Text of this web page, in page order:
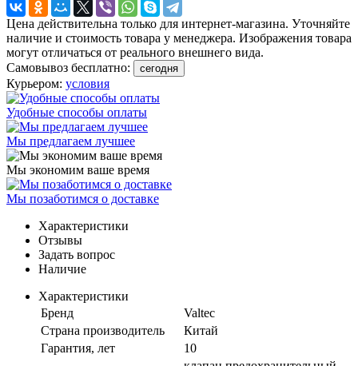
Цена действительна только для интернет-магазина. Уточняйте
наличие и стоимость товара у менеджера. Изображения товара
могут отличаться от реального внешнего вида.
Самовывоз бесплатно:
сегодня
Курьером: условия
Удобные способы оплаты
Мы предлагаем лучшее
Мы экономим ваше время
Мы позаботимся о доставке
Характеристики
Отзывы
Задать вопрос
Наличие
Характеристики
Бренд
Valtec
Страна производитель
Китай
Гарантия, лет
10